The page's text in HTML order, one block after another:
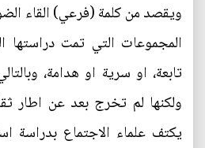
ويقصد من كلمة (فرعي) القاء
المجموعات التي تمت
تابعة، او سرية او هدامة،
ولكنها لم تخرج بعد عن اطار
يكتف علماء الاجتماع بدراسة